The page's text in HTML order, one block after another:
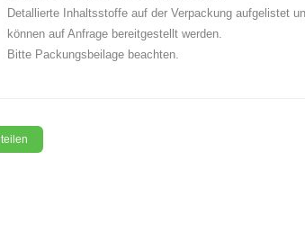
Detallierte Inhaltsstoffe auf der Verpackung aufgelistet
können auf Anfrage bereitgestellt werden.
Bitte Packungsbeilage beachten.
teilen